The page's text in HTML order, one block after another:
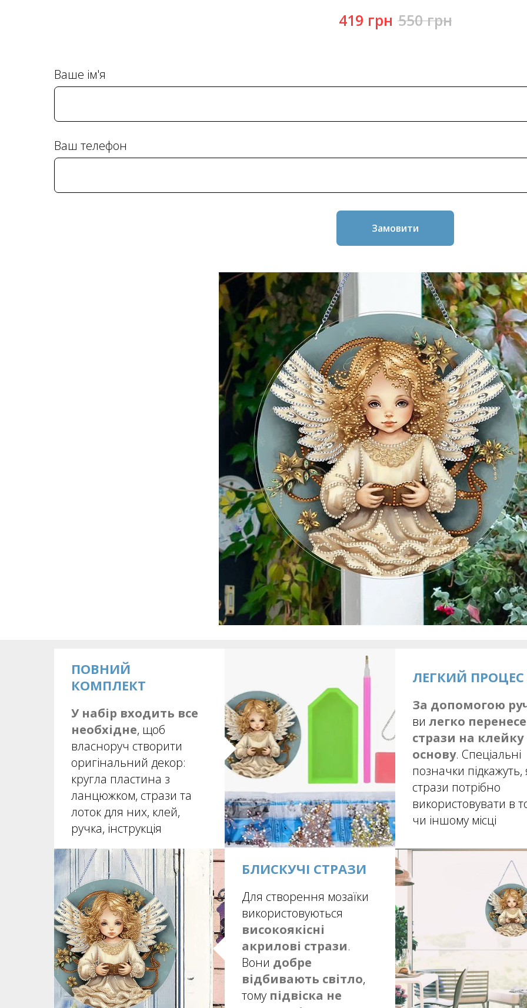
419 грн 550 грн
Ваше ім'я
Ваш телефон
Замовити
ПОВНИЙ
КОМПЛЕКТ
У набір входить все
необхідне, щоб
власноруч створити
оригінальний декор:
кругла пластина з
ланцюжком, стрази та
лоток для них, клей,
ручка, інструкція
ЛЕГКИЙ ПРОЦЕС
За допомогою
ви легко
стрази на клейку
основу. Спеціальні
позначки підкажуть,
стрази потрібно
використовувати в
чи іншому місці
БЛИСКУЧІ СТРАЗИ
Для створення мозаїки
використовуються
високоякісні
акрилові стрази.
Вони добре
відбивають світло,
тому підвіска не